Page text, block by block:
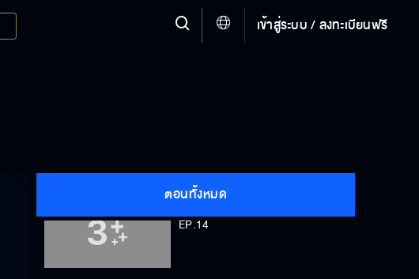
เข้าสู่ระบบ / ลงทะเบียนฟรี
ตอนทั้งหมด
คุณพี่เจ้าขาดิฉันเป็นห่านมิใช่หงส์
EP.14